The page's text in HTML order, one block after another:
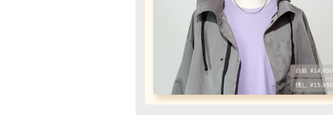
フェザーもチェーンも選びたい
ご注文完了後『お支払い手続き』のリンクから
カード情報をご入力下さい
Q&A
ご利用回数
ご利用限度額
1回のお買い物
¥300,000迄
白銀 ¥14,850
燻し ¥15,950